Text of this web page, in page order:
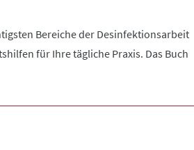
Bereiche der Desinfektionsarbeit
für Ihre tägliche Praxis. Das Buch